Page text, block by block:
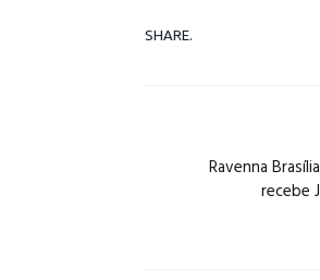
SHARE.
Ravenna
recebe